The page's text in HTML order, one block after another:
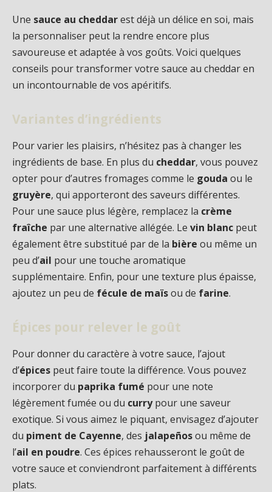
Une sauce au cheddarest déjà un délice en soi, mais
la personnaliser peut la rendre encore plus
savoureuse et adaptée à vos goûts. Voici quelques
conseils pour transformer votre sauce au cheddar en
un incontournable de vos apéritifs.
Variantes d’ingrédients
Pour varier les plaisirs, n’hésitez pas à changer les
ingrédients de base. En plus du cheddar, vous pouvez
opter pour d’autres fromages comme le gouda ou le
gruyère, qui apporteront des saveurs différentes.
Pour une sauce plus légère, remplacez la crème
fraîche par une alternative allégée. Le vin blanc peut
également être substitué par de la bière ou même un
peu d’ail pour une touche aromatique
supplémentaire. Enfin, pour une texture plus épaisse,
ajoutez un peu de fécule de maïsou de farine.
Épices pour relever le goût
Pour donner du caractère à votre sauce, l’ajout
d’épices peut faire toute la différence. Vous pouvez
incorporer du paprika fumé pour une note
légèrement fumée ou du currypour une saveur
exotique. Si vous aimez le piquant, envisagez d’ajouter
du piment de Cayenne, des jalapeñosou même de
l’ail en poudre. Ces épices rehausseront le goût de
votre sauce et conviendront parfaitement à différents
plats.